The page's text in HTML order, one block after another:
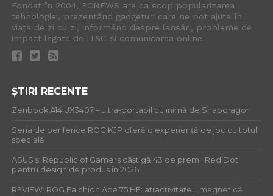
Fondat în 2004, PCNEWS are ca scop popularizarea
tehnologiei, prezentând gadgeturi care ne pot ajuta în
viața de zi cu zi, informând despre lansări, probleme de
impact legate de IT&C și comunicarea online.
ȘTIRI RECENTE
Zenbook A14 UX3407 – ultra-portabil cu inimă de Snapdragon
Seria de periferice ROG KJP oferă o experiență de joc cu totul
specială
ASUS și Republic of Gamers câștigă 43 de premii Red Dot
pentru design de produs în 2026
REVIEW: ROG Falchion Ace 75 HE: atractivitate… magnetică